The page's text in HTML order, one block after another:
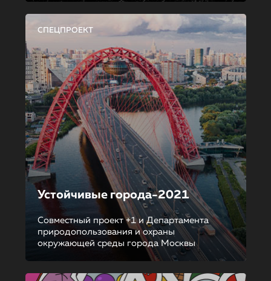
СПЕЦПРОЕКТ
Устойчивые города-2021
Совместный проект +1 и Департамента
природопользования и охраны
окружающей среды города Москвы